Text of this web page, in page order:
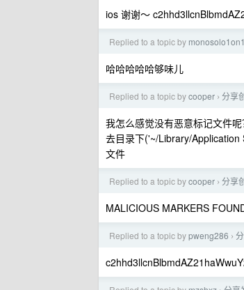
ios 谢谢～
Replied to a topic by monosolo1on1
哈哈哈哈哈够味儿
Replied to a topic bycooper › 分享
我怎么感觉没有恶意标记文件
去目录下('~/Library/
文件
Replied to a topic bycooper › 分享
MALICIOUS MARKERS
Replied to a topic bypweng286 ›